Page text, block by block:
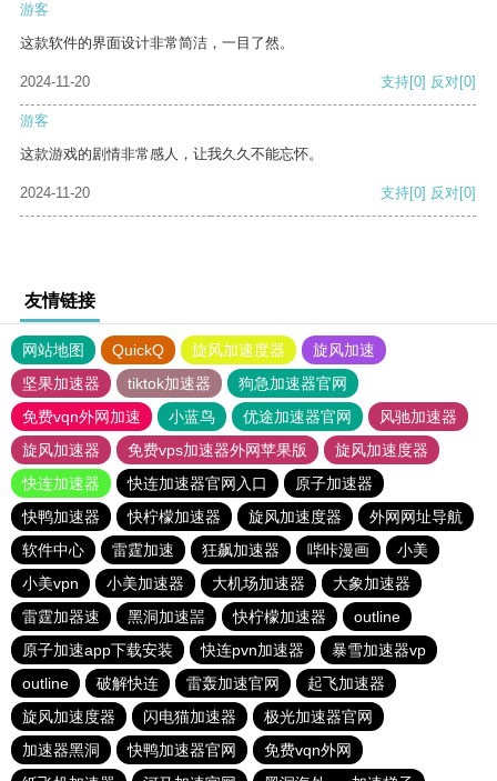
游客
这款软件的界面设计非常简洁，一目了然。
2024-11-20 支持[0] 反对[0]
游客
这款游戏的剧情非常感人，让我久久不能忘怀。
2024-11-20 支持[0] 反对[0]
友情链接
网站地图 QuickQ 旋风加速度器
旋风加速
坚果加速器
tiktok加速器
狗急加速器官网
免费vqn外网加速
小蓝鸟 优途加速器官网
风驰加速器
旋风加速器
免费vps加速器外网苹果版
旋风加速度器
快连加速器
快连加速器官网入口
原子加速器
快鸭加速器
快柠檬加速器 旋风加速度器
外网网址导航
软件中心
雷霆加速 狂飙加速器 哔咔漫画
小美
小美vpn
小美加速器 大机场加速器
大象加速器
雷霆加器速
黑洞加速噐 快柠檬加速器
outline
原子加速app下载安装
快连pvn加速器
暴雪加速器vp
outline
破解快连 雷轰加速官网
起飞加速器
旋风加速度器
闪电猫加速器
极光加速器官网
加速器黑洞
快鸭加速器官网
免费vqn外网